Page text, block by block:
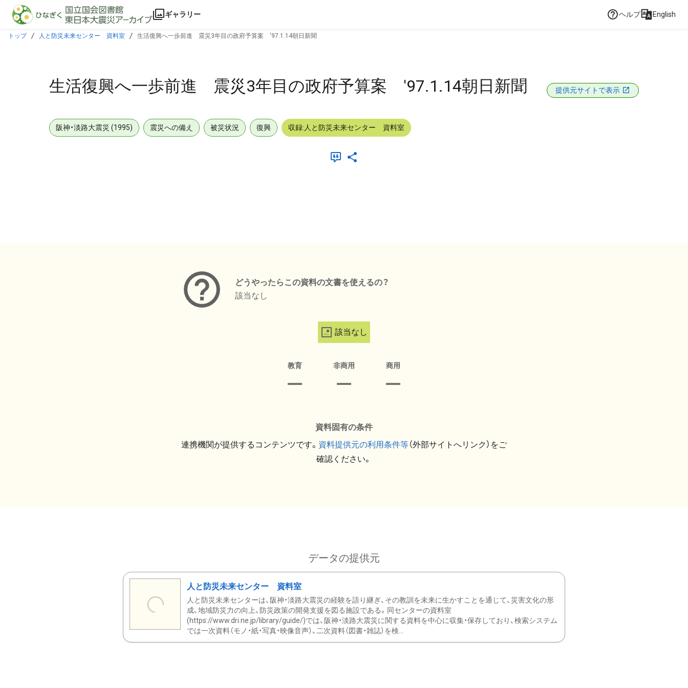
本文に飛ぶ
ギャラリー ヘルプ English
トップ 人と防災未来センター 資料室 生活復興へ一歩前進 震災3年目の政府予算案 '97.1.14朝日新聞
生活復興へ一歩前進 震災3年目の政府予算案 '97.1.14朝日新聞 提供元サイトで表示
阪神・淡路大震災 (1995) 震災への備え 被災状況 復興 収録:人と防災未来センター 資料室
どうやったらこの資料の文書を使えるの？
該当なし
該当なし
教育 非商用 商用
資料固有の条件
連携機関が提供するコンテンツです。 資料提供元の利用条件等（外部サイトへリンク）をご
確認ください。
データの提供元
人と防災未来センター 資料室
人と防災未来センターは、阪神・淡路大震災の経験を語り継ぎ、その教訓を未来に生かすことを通じて、災害文化の形
成、地域防災力の向上、防災政策の開発支援を図る施設である。同センターの資料室
(https://www.dri.ne.jp/library/guide/)では、阪神・淡路大震災に関する資料を中心に収集・保存しており、検索システム
では一次資料（モノ・紙・写真・映像音声）、二次資料（図書・雑誌）を検...